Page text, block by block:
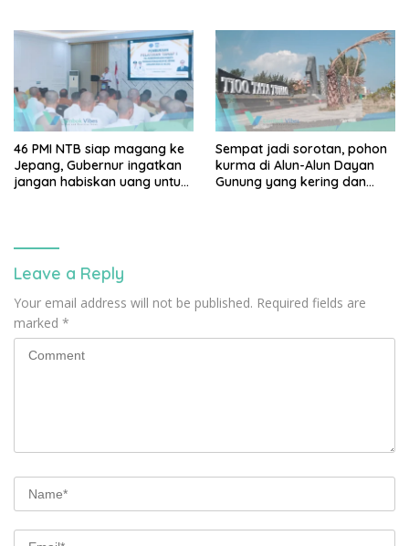
46 PMI NTB siap magang ke
Jepang, Gubernur ingatkan
jangan habiskan uang untuk
Sempat jadi sorotan, pohon
kurma di Alun-Alun Dayan
Gunung yang kering dan
Leave a Reply
Your email address will not be published. Required fields are
marked *